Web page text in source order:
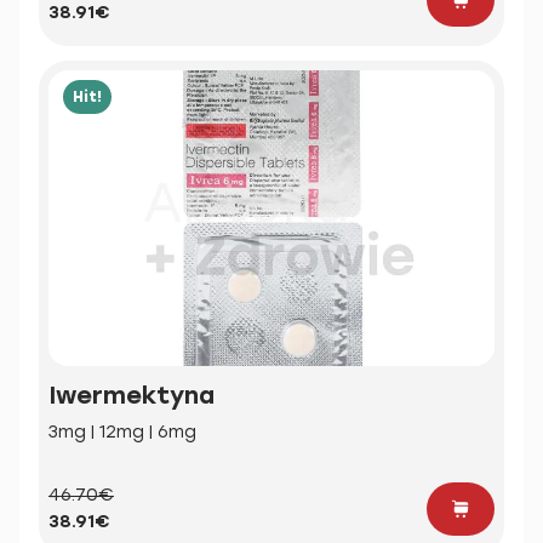
38.91€
Hit!
Iwermektyna
3mg | 12mg | 6mg
46.70€
38.91€